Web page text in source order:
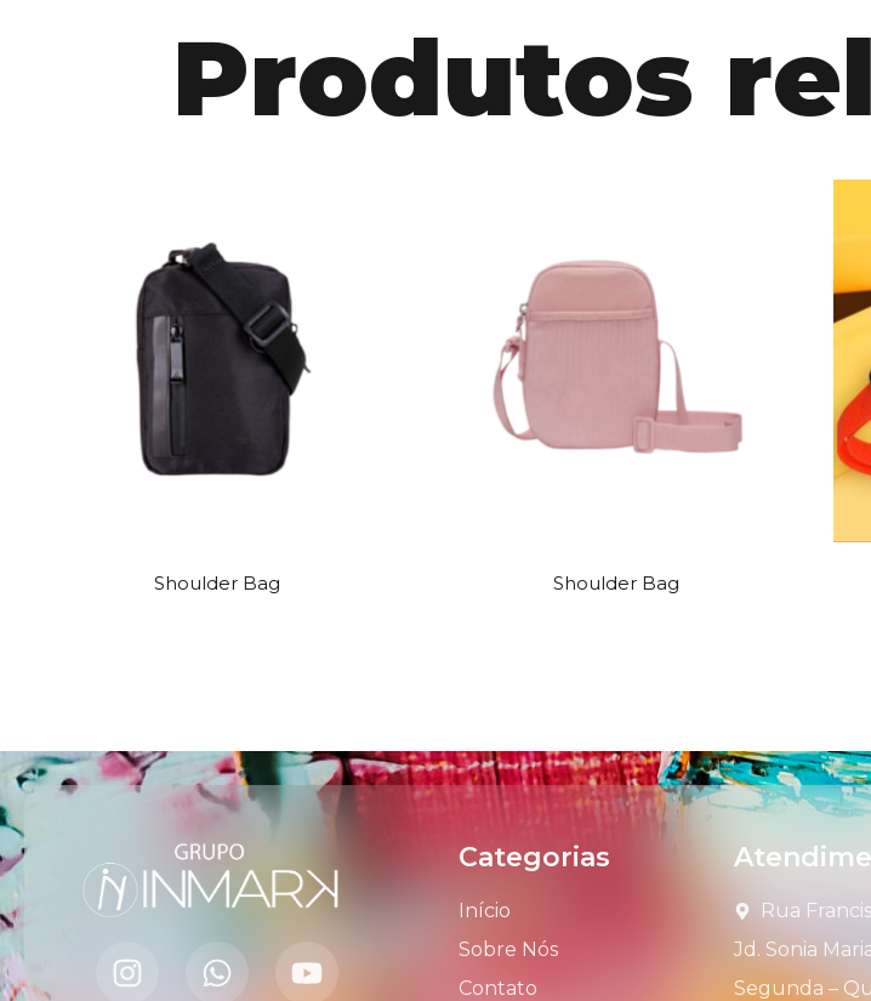
Produtos
Shoulder Bag Shoulder Bag
Categorias
Início
Sobre Nós
Contato
Rua
Jd. Sonia
Segunda –